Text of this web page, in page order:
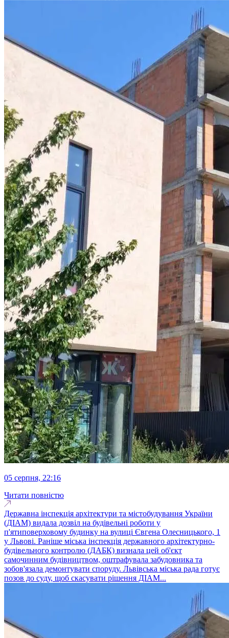
05 серпня, 22:16
Читати повністю
Державна інспекція архітектури та містобудування України
(ДІАМ) видала дозвіл на будівельні роботи у
п'ятиповерховому будинку на вулиці Євгена Олесницького, 1
у Львові. Раніше міська інспекція державного архітектурно-
будівельного контролю (ДАБК) визнала цей об'єкт
самочинним будівництвом, оштрафувала забудовника та
зобов'язала демонтувати споруду. Львівська міська рада готує
позов до суду, щоб скасувати рішення ДІАМ...